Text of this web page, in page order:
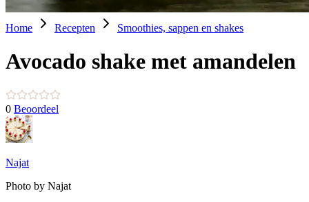
Home Recepten Smoothies, sappen en shakes
Avocado shake met amandelen
0 Beoordeel
Najat
Photo by Najat